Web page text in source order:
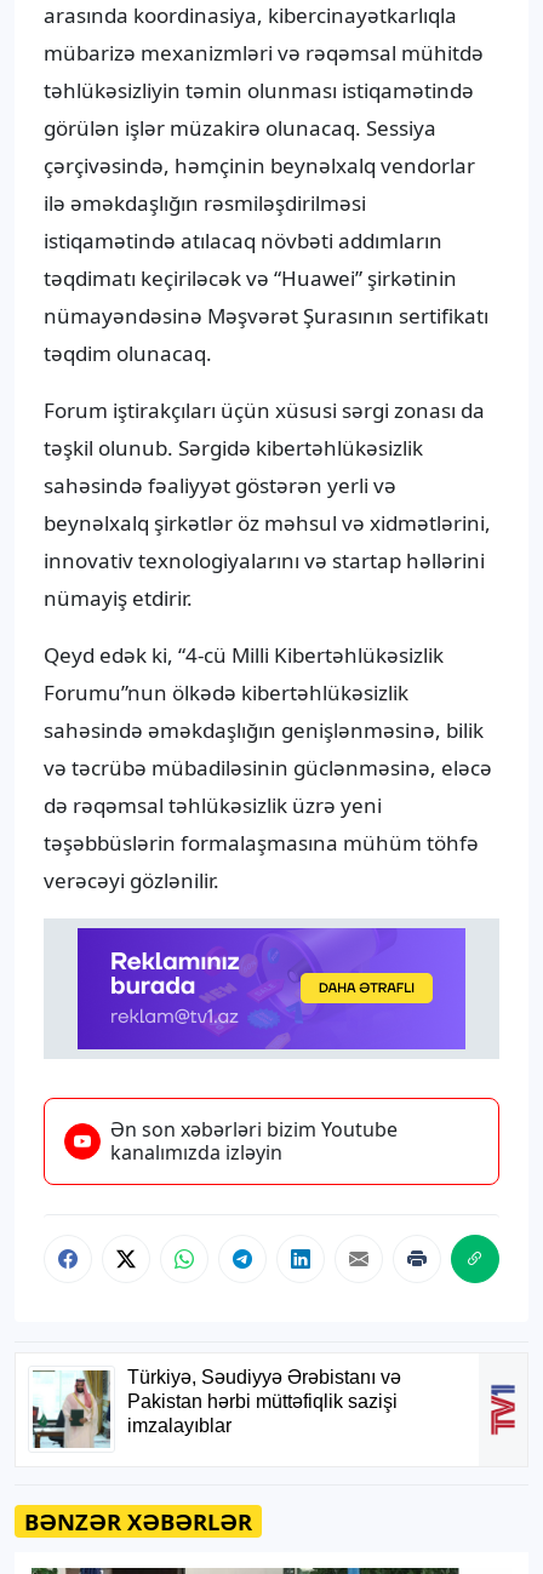
arasında koordinasiya, kibercinayətkarlıqla
mübarizə mexanizmləri və rəqəmsal mühitdə
təhlükəsizliyin təmin olunması istiqamətində
görülən işlər müzakirə olunacaq. Sessiya
çərçivəsində, həmçinin beynəlxalq vendorlar
ilə əməkdaşlığın rəsmiləşdirilməsi
istiqamətində atılacaq növbəti addımların
təqdimatı keçiriləcək və “Huawei” şirkətinin
nümayəndəsinə Məşvərət Şurasının sertifikatı
təqdim olunacaq.
Forum iştirakçıları üçün xüsusi sərgi zonası da
təşkil olunub. Sərgidə kibertəhlükəsizlik
sahəsində fəaliyyət göstərən yerli və
beynəlxalq şirkətlər öz məhsul və xidmətlərini,
innovativ texnologiyalarını və startap həllərini
nümayiş etdirir.
Qeyd edək ki, “4-cü Milli Kibertəhlükəsizlik
Forumu”nun ölkədə kibertəhlükəsizlik
sahəsində əməkdaşlığın genişlənməsinə, bilik
və təcrübə mübadiləsinin güclənməsinə, eləcə
də rəqəmsal təhlükəsizlik üzrə yeni
təşəbbüslərin formalaşmasına mühüm töhfə
verəcəyi gözlənilir.
Ən son xəbərləri bizim Youtube
kanalımızda izləyin
BƏNZƏR XƏBƏRLƏR